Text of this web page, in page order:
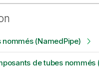
(NamedPipe)
de tubes nommés